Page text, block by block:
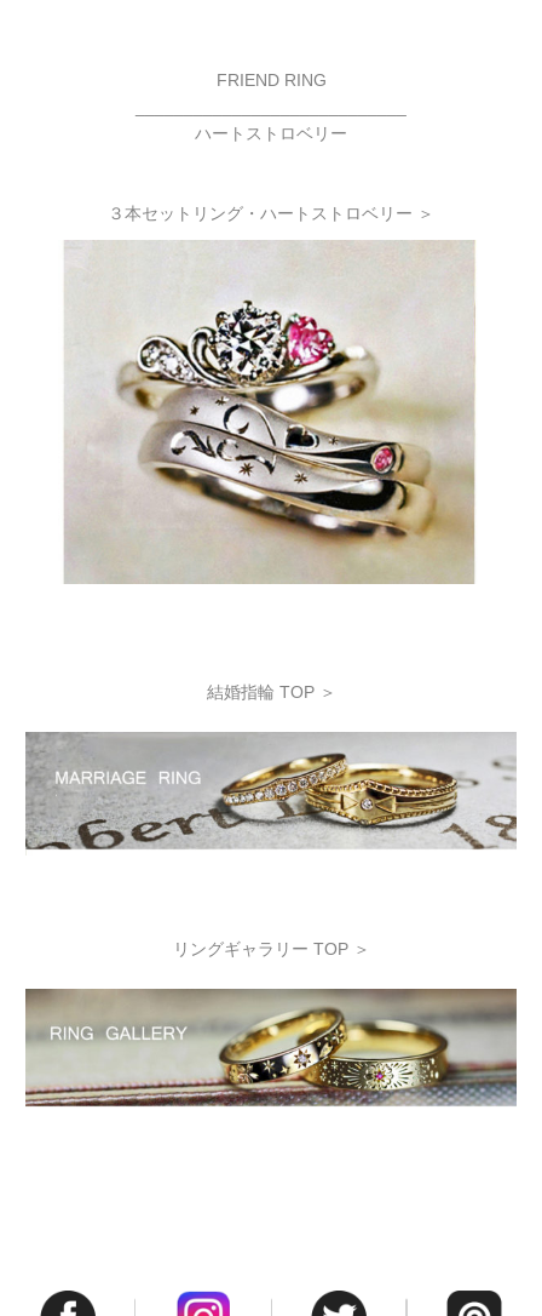
FRIEND RING
ハートストロベリー
３本セットリング・ハートストロベリー ＞
結婚指輪 TOP ＞
リングギャラリー TOP ＞